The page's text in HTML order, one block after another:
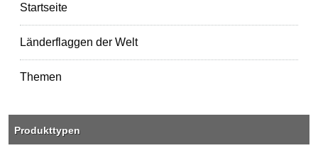
Startseite
Länderflaggen der Welt
Themen
Produkttypen